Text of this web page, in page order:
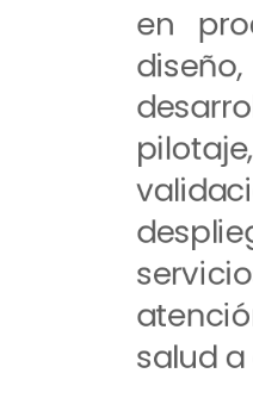
en
diseño,
pilotaje,
salud